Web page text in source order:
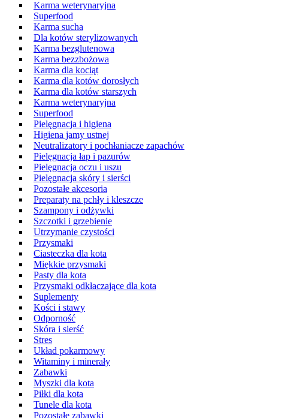
Karma weterynaryjna
Superfood
Karma sucha
Dla kotów sterylizowanych
Karma bezglutenowa
Karma bezzbożowa
Karma dla kociąt
Karma dla kotów dorosłych
Karma dla kotów starszych
Karma weterynaryjna
Superfood
Pielęgnacja i higiena
Higiena jamy ustnej
Neutralizatory i pochłaniacze zapachów
Pielęgnacja łap i pazurów
Pielęgnacja oczu i uszu
Pielęgnacja skóry i sierści
Pozostałe akcesoria
Preparaty na pchły i kleszcze
Szampony i odżywki
Szczotki i grzebienie
Utrzymanie czystości
Przysmaki
Ciasteczka dla kota
Miękkie przysmaki
Pasty dla kota
Przysmaki odkłaczające dla kota
Suplementy
Kości i stawy
Odporność
Skóra i sierść
Stres
Układ pokarmowy
Witaminy i minerały
Zabawki
Myszki dla kota
Piłki dla kota
Tunele dla kota
Pozostałe zabawki